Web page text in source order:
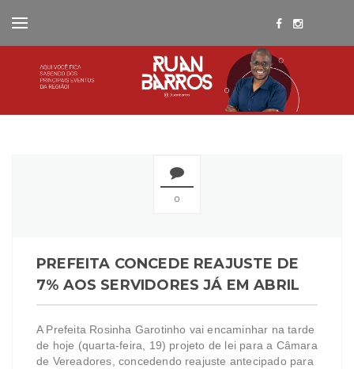
0
PREFEITA CONCEDE REAJUSTE DE
7% AOS SERVIDORES JÁ EM ABRIL
A Prefeita Rosinha Garotinho vai encaminhar na tarde
de hoje (quarta-feira, 19) projeto de lei para a Câmara
de Vereadores, concedendo reajuste antecipado para